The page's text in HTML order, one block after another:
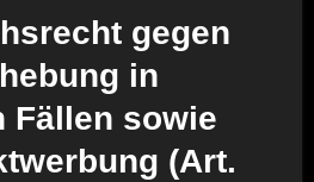
gegen
in
Fällen sowie
(Art.